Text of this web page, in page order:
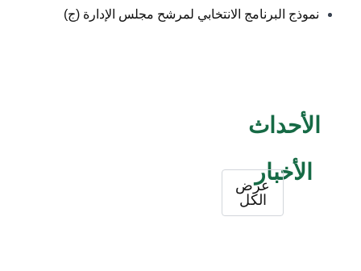
نموذج البرنامج الانتخابي لمرشح مجلس الإدارة (ج)
الأحداث
الأخبار
عرض
الكل